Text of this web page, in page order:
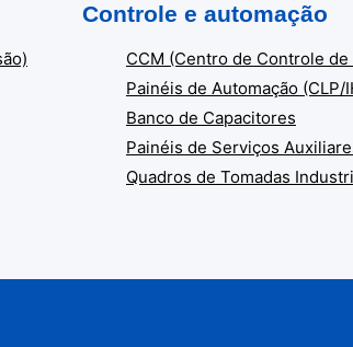
Controle e automação
CCM (Centro de Controle
Painéis de Automação (CLP/
Banco de Capacitores
Painéis de Serviços
Quadros de Tomadas